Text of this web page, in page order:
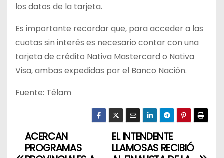
los datos de la tarjeta.
Es importante recordar que, para acceder a las
cuotas sin interés es necesario contar con una
tarjeta de crédito Nativa Mastercard o Nativa
Visa, ambas expedidas por el Banco Nación.
Fuente: Télam
N
EL INTENDENTE
LLAMOSAS RECIBIÓ
ACERCAN
PROGRAMAS